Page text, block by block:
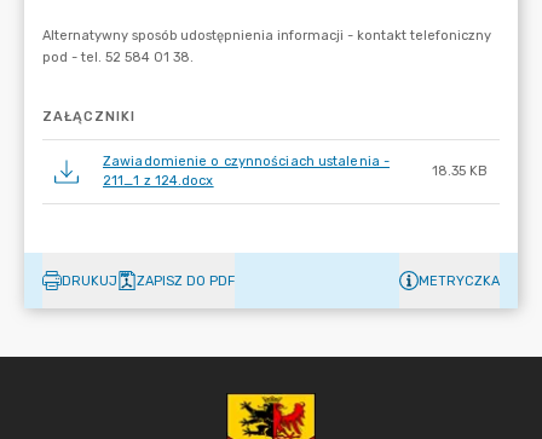
ZAŁĄCZNIKI
Zawiadomienie o czynnościach ustalenia -
211_1 z 124.docx
18.35 KB
DRUKUJ ZAPISZ DO PDF METRYCZKA